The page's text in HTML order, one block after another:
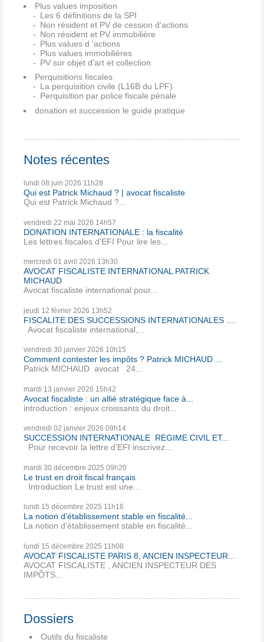
Plus values imposition
Les 6 définitions de la SPI
Non résident et PV de cession d'actions
Non résident et PV immobilière
Plus values d 'actions
Plus values immobilières
PV sur objet d'art et collection
Perquisitions fiscales
La perquisition civile (L16B du LPF)
Perquisition par police fiscale pénale
donation et succession le guide pratique
Notes récentes
lundi 08 juin 2026 11h28
Qui est Patrick Michaud ? | avocat fiscaliste
Qui est Patrick Michaud ?...
vendredi 22 mai 2026 14h57
DONATION INTERNATIONALE : la fiscalité
Les lettres fiscales d'EFI Pour lire les...
mercredi 01 avril 2026 13h30
AVOCAT FISCALISTE INTERNATIONAL PATRICK
MICHAUD
Avocat fiscaliste international pour...
jeudi 12 février 2026 13h52
FISCALITE DES SUCCESSIONS INTERNATIONALES ....
Avocat fiscaliste international,...
vendredi 30 janvier 2026 10h15
Comment contester les impôts ? Patrick MICHAUD ...
Patrick MICHAUD avocat 24...
mardi 13 janvier 2026 15h42
Avocat fiscaliste : un allié stratégique face à...
introduction : enjeux croissants du droit...
vendredi 02 janvier 2026 09h14
SUCCESSION INTERNATIONALE REGIME CIVIL ET...
Pour recevoir la lettre d’EFI inscrivez...
mardi 30 décembre 2025 09h20
Le trust en droit fiscal français
Introduction Le trust est une...
lundi 15 décembre 2025 11h16
La notion d’établissement stable en fiscalité...
La notion d’établissement stable en fiscalité...
lundi 15 décembre 2025 11h08
AVOCAT FISCALISTE PARIS 8, ANCIEN INSPECTEUR...
AVOCAT FISCALISTE , ANCIEN INSPECTEUR DES
IMPÔTS...
Dossiers
Outils du fiscaliste